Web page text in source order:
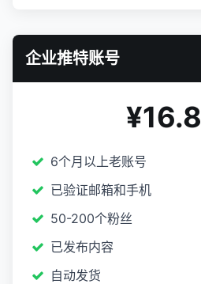
企业推特账号
¥16.8
6个月以上老账号
已验证邮箱和手机
50-200个粉丝
已发布内容
自动发货